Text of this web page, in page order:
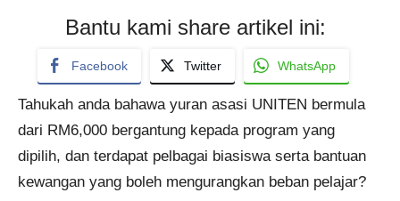
Bantu kami share artikel ini:
Facebook Twitter WhatsApp
Tahukah anda bahawa yuran asasi UNITEN bermula
dari RM6,000 bergantung kepada program yang
dipilih, dan terdapat pelbagai biasiswa serta bantuan
kewangan yang boleh mengurangkan beban pelajar?